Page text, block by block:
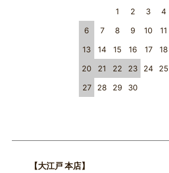
1
2 3 4
6
7 8 9 10 11
13
14 15 16 17 18
20
21 22 23 24 25
27
28 29 30
【大江戸 本店】